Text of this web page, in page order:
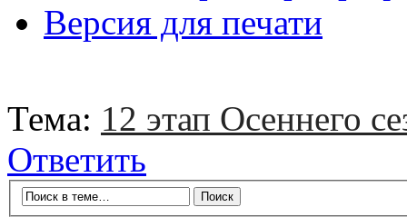
Версия для печати
Тема: 12 этап Осеннего
Ответить